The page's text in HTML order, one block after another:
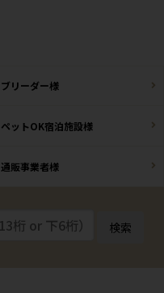
ブリーダー様
ペットOK宿泊施設様
通販事業者様
検索